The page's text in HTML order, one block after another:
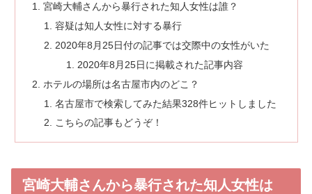
宮崎大輔さんから暴行された知人女性は誰？
容疑は知人女性に対する暴行
2020年8月25日付の記事では交際中の女性がいた
2020年8月25日に掲載された記事内容
ホテルの場所は名古屋市内のどこ？
名古屋市で検索してみた結果328件ヒットしました
こちらの記事もどうぞ！
宮崎大輔さんから暴行された知人女性は